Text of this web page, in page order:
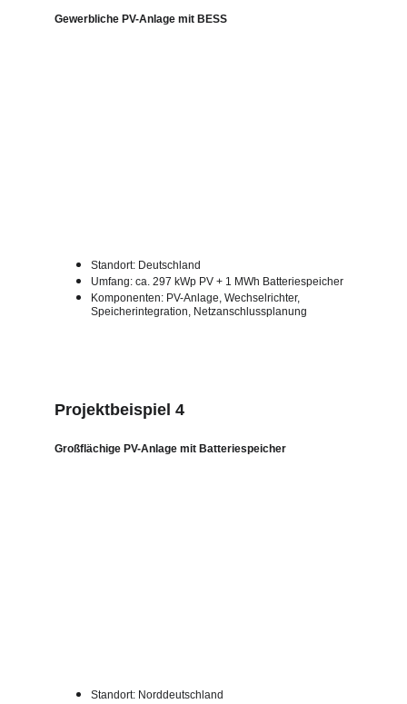
Standort: Deutschland
Umfang: ca. 297 kWp PV + 1 MWh Batteriespeicher
Komponenten: PV-Anlage, Wechselrichter,
Speicherintegration, Netzanschlussplanung
Gewerbliche PV-Anlage mit BESS
Standort: Norddeutschland
Projektbeispiel 4
Großflächige PV-Anlage mit Batteriespeicher